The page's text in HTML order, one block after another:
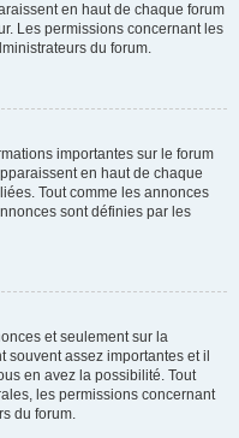
en haut de chaque forum
Les permissions concernant les
du forum.
importantes sur le forum
en haut de chaque
Tout comme les annonces
sont définies par les
et seulement sur la
assez importantes et il
en avez la possibilité. Tout
les permissions concernant
du forum.